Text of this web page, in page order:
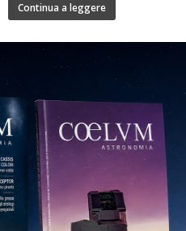
Continua a leggere